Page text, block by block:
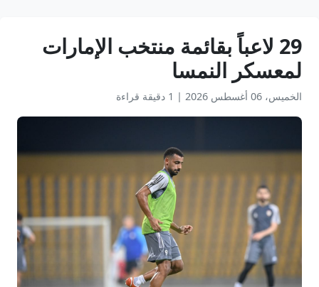
29 لاعباً بقائمة منتخب الإمارات
لمعسكر النمسا
الخميس، 06 أغسطس 2026 | 1 دقيقة قراءة